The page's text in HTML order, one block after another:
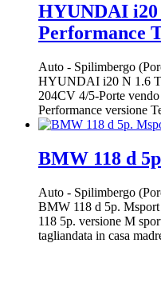
HYUNDAI i20
Performance
Auto - Spilimbergo
HYUNDAI i20 N 1.6
204CV 4/5-Porte
Performance versione
BMW 118 d
Auto - Spilimbergo
BMW 118 d 5p.
118 5p. versione M
tagliandata in casa